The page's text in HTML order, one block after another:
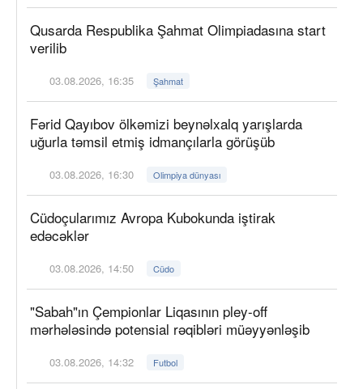
Qusarda Respublika Şahmat Olimpiadasına start
verilib
03.08.2026, 16:35 Şahmat
Fərid Qayıbov ölkəmizi beynəlxalq yarışlarda
uğurla təmsil etmiş idmançılarla görüşüb
03.08.2026, 16:30 Olimpiya dünyası
Cüdoçularımız Avropa Kubokunda iştirak
edəcəklər
03.08.2026, 14:50 Cüdo
"Sabah"ın Çempionlar Liqasının pley-off
mərhələsində potensial rəqibləri müəyyənləşib
03.08.2026, 14:32 Futbol